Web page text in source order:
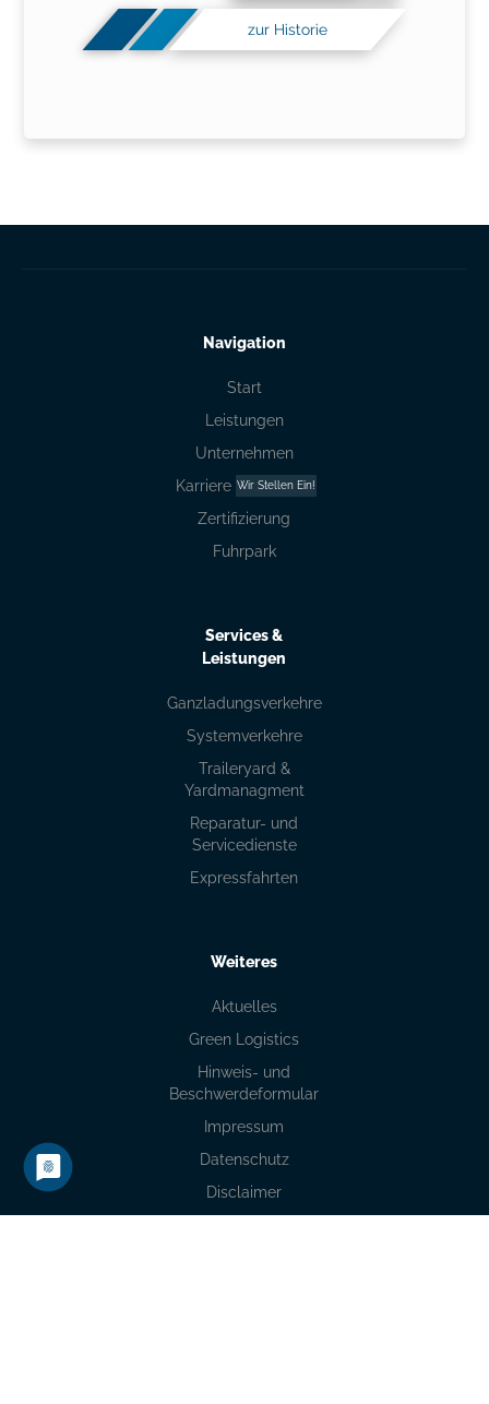
zur Historie
Navigation
Start
Leistungen
Unternehmen
Wir Stellen Ein!
Karriere
Zertifizierung
Fuhrpark
Services &
Leistungen
Ganzladungsverkehre
Systemverkehre
Traileryard &
Yardmanagment
Reparatur- und
Servicedienste
Expressfahrten
Weiteres
Aktuelles
Green Logistics
Hinweis- und
Beschwerdeformular
Impressum
Datenschutz
Disclaimer